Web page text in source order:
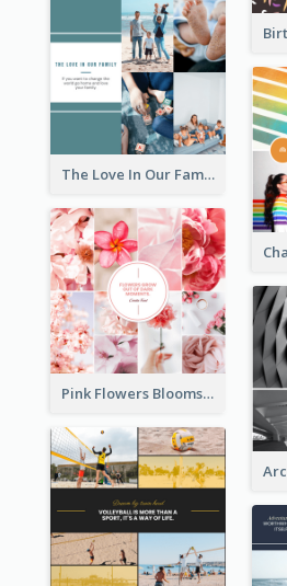
The Love In Our Family Photo Collage
Pink Flowers Blooms Photo Collage